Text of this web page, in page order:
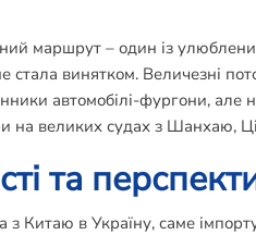
маршрут – один із
стала винятком. Величезні
автомобілі-фургони,
на великих судах з Шанхаю,
та
з Китаю в Україну, саме